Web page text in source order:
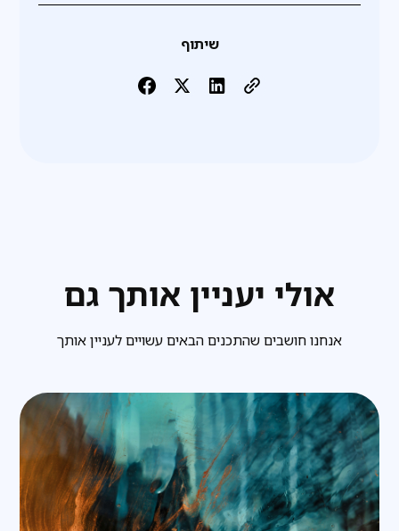
שיתוף
אולי יעניין אותך גם
אנחנו חושבים שהתכנים הבאים עשויים לעניין אותך